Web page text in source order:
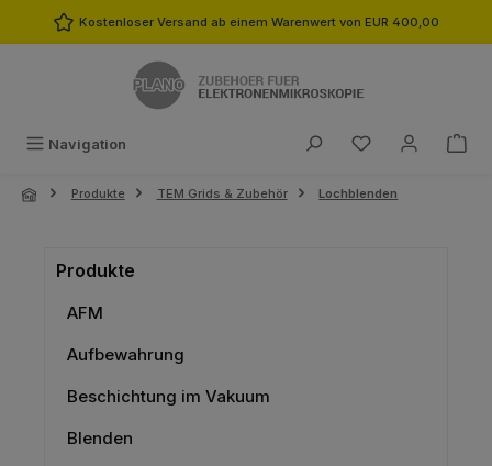
Zum Hauptinhalt springen
Kostenloser Versand ab einem Warenwert von EUR 400,00
Navigation Du hast 0
Produkte TEM Grids & Zubehör Lochblenden
Produkte
AFM
Aufbewahrung
Beschichtung im Vakuum
Blenden